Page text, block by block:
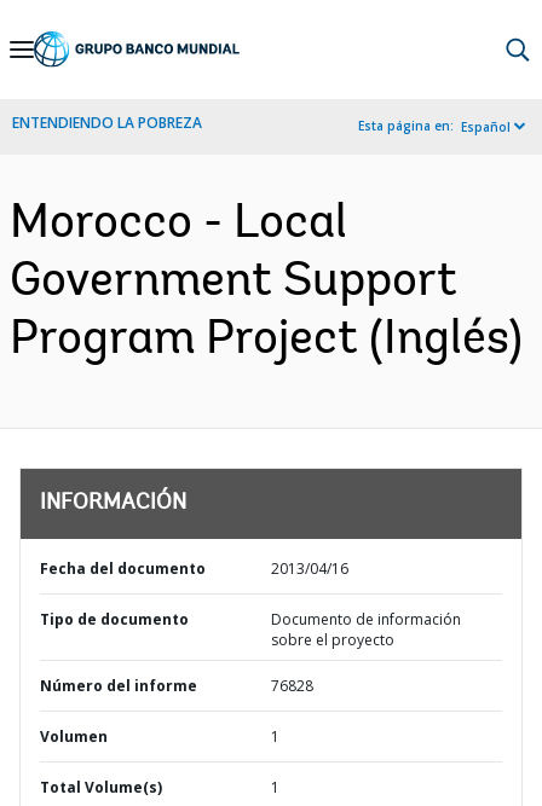
Skip
Navigation
ENTENDIENDO LA POBREZA Esta página en: Español
Morocco - Local
Government Support
Program Project (Inglés)
INFORMACIÓN
Fecha del documento 2013/04/16
Tipo de documento
Documento de información
sobre el proyecto
Número del informe 76828
Volumen 1
Total Volume(s) 1